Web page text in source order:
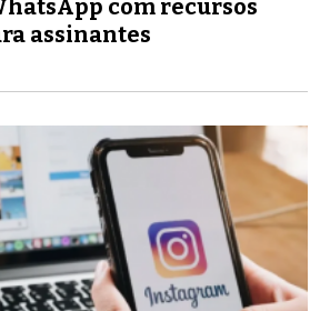
com recursos
assinantes